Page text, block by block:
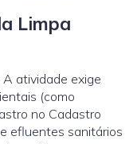
Limpa
A atividade exige
(como
no Cadastro
efluentes sanitários